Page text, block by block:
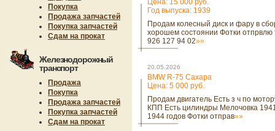
Покупка
Продажа запчастей
Покупка запчастей
Сдам на прокат
Железнодорожный
транспорт
Продажа
Покупка
Продажа запчастей
Покупка запчастей
Сдам на прокат
Цена: 15 000 руб.
Год выпуска: 1939
Продам колесный диск и фару в
хорошем состоянии Фотки отпрвлю
926 127 94 02»»
20.05.2026
BMW R-75 Сахара
Цена: 5 000 руб.
Продам двигатель Есть з ч по
КПП Есть цилиндры Мелочовка
1944 годов Фотки отправ»»